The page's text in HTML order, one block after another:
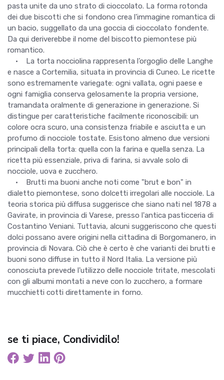
pasta unite da uno strato di cioccolato. La forma rotonda
dei due biscotti che si fondono crea l'immagine romantica di
un bacio, suggellato da una goccia di cioccolato fondente.
Da qui deriverebbe il nome del biscotto piemontese più
romantico.
• La torta nocciolina rappresenta l’orgoglio delle Langhe
e nasce a Cortemilia, situata in provincia di Cuneo. Le ricette
sono estremamente variegate: ogni vallata, ogni paese e
ogni famiglia conserva gelosamente la propria versione,
tramandata oralmente di generazione in generazione. Si
distingue per caratteristiche facilmente riconoscibili: un
colore ocra scuro, una consistenza friabile e asciutta e un
profumo di nocciole tostate. Esistono almeno due versioni
principali della torta: quella con la farina e quella senza. La
ricetta più essenziale, priva di farina, si avvale solo di
nocciole, uova e zucchero.
• Brutti ma buoni anche noti come "brut e bon" in
dialetto piemontese, sono dolcetti irregolari alle nocciole. La
teoria storica più diffusa suggerisce che siano nati nel 1878 a
Gavirate, in provincia di Varese, presso l'antica pasticceria di
Costantino Veniani. Tuttavia, alcuni suggeriscono che questi
dolci possano avere origini nella cittadina di Borgomanero, in
provincia di Novara. Ciò che è certo è che varianti dei brutti e
buoni sono diffuse in tutto il Nord Italia. La versione più
conosciuta prevede l'utilizzo delle nocciole tritate, mescolati
con gli albumi montati a neve con lo zucchero, a formare
mucchietti cotti direttamente in forno.
se ti piace, Condividilo!